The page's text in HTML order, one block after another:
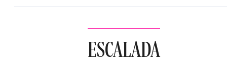
ESCALADA